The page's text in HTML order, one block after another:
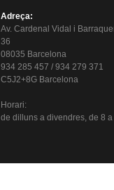
Adreça:
Av. Cardenal Vidal i
36
08035 Barcelona
934 285 457 / 934 279 371
C5J2+8G Barcelona
Horari:
de dillunsa divendres, de 8